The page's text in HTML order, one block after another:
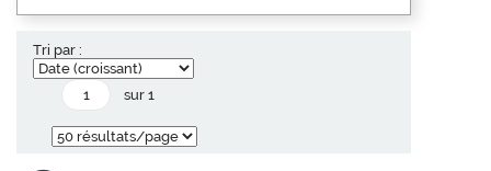
Tri par :
sur 1